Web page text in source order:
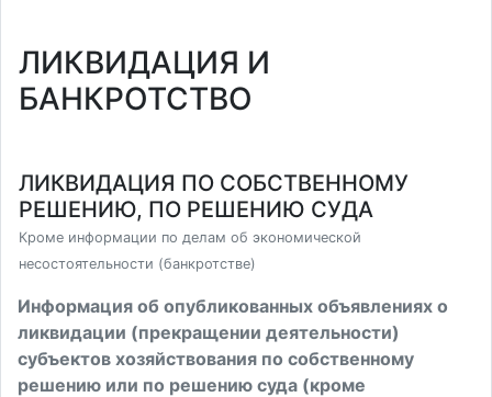
ЛИКВИДАЦИЯ И
БАНКРОТСТВО
ЛИКВИДАЦИЯ ПО СОБСТВЕННОМУ
РЕШЕНИЮ, ПО РЕШЕНИЮ СУДА
Кроме информации по делам об экономической
несостоятельности (банкротстве)
Информация об опубликованных объявлениях о
ликвидации (прекращении деятельности)
субъектов хозяйствования по собственному
решению или по решению суда (кроме